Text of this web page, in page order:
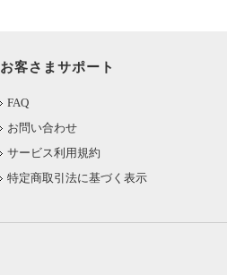
お客さまサポート
FAQ
お問い合わせ
サービス利用規約
特定商取引法に基づく表示